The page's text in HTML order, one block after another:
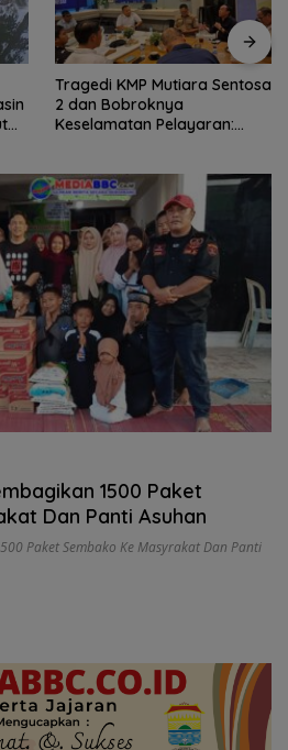
Tragedi KMP Mutiara Sentosa
2 dan Bobroknya
Keselamatan Pelayaran:
1500 Paket
Dan Panti Asuhan
Paket Sembako Ke Masyrakat Dan Panti